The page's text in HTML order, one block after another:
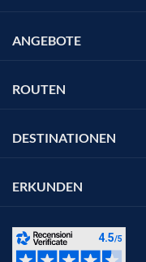
ANGEBOTE
ROUTEN
DESTINATIONEN
ERKUNDEN